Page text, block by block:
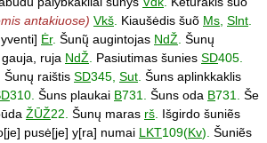
antakiuose) Vkš. Kiaušėdis šuõ Ms, Slnt.
Ėr. Šunų̃ augintojas NdŽ. Šunų
ruja NdŽ. Pasiutimas šunies SD405.
Šunų raištis SD345, Sut. Šuns aplinkkaklis
310. Šuns plaukai B731. Šuns oda B731. Še
ŽŪŽ22. Šunų maras rš. Išgirdo šuniẽs
pusė[je] y[ra] numai LKT109(Kv). Šuniẽs